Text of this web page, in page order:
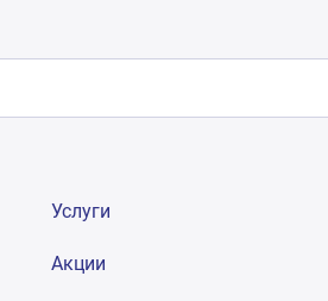
Услуги
Акции